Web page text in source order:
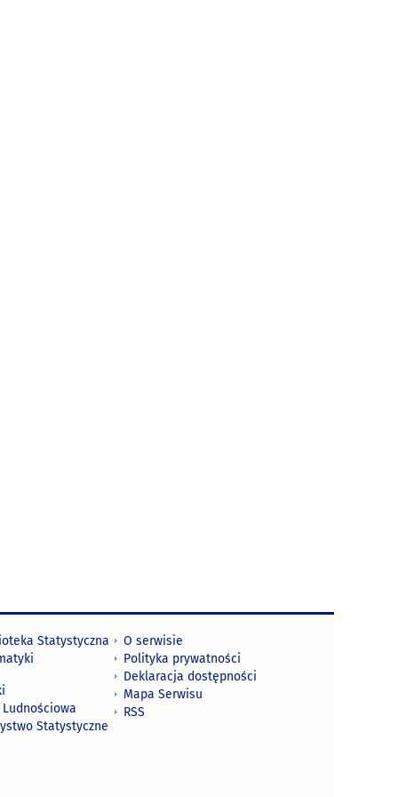
Statystyczna
Ludnościowa
Statystyczne
O serwisie
Polityka prywatności
Deklaracja dostępności
Mapa Serwisu
RSS